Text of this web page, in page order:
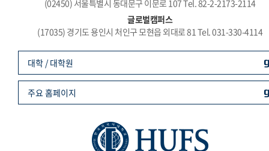
(02450) 서울특별시 동대문구 이문로 107 Tel. 82-2-2173-2114
글로벌캠퍼스
(17035) 경기도 용인시 처인구 모현읍 외대로 81 Tel. 031-330-4114
대학 / 대학원
주요 홈페이지